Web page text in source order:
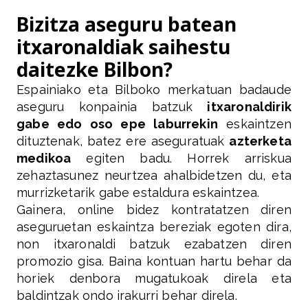
Bizitza aseguru batean
itxaronaldiak saihestu
daitezke Bilbon?
Espainiako eta Bilboko merkatuan badaude
aseguru konpainia batzuk itxaronaldirik
gabe edo oso epe laburrekin eskaintzen
dituztenak, batez ere aseguratuak azterketa
medikoa egiten badu. Horrek arriskua
zehaztasunez neurtzea ahalbidetzen du, eta
murrizketarik gabe estaldura eskaintzea.
Gainera, online bidez kontratatzen diren
aseguruetan eskaintza bereziak egoten dira,
non itxaronaldi batzuk ezabatzen diren
promozio gisa. Baina kontuan hartu behar da
horiek denbora mugatukoak direla eta
baldintzak ondo irakurri behar direla.